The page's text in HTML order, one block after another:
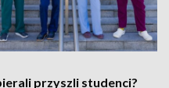
przyszli studenci?